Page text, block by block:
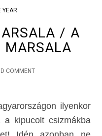
YEAR
/ A
MARSALA
COMMENT
ilyenkor
kipucolt csizmákba